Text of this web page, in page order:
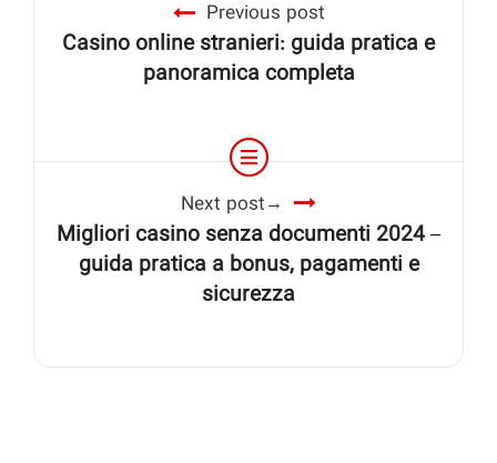
Previous post
Casino online stranieri: guida pratica e
panoramica completa
Next post
Migliori casino senza documenti 2024 –
guida pratica a bonus, pagamenti e
sicurezza